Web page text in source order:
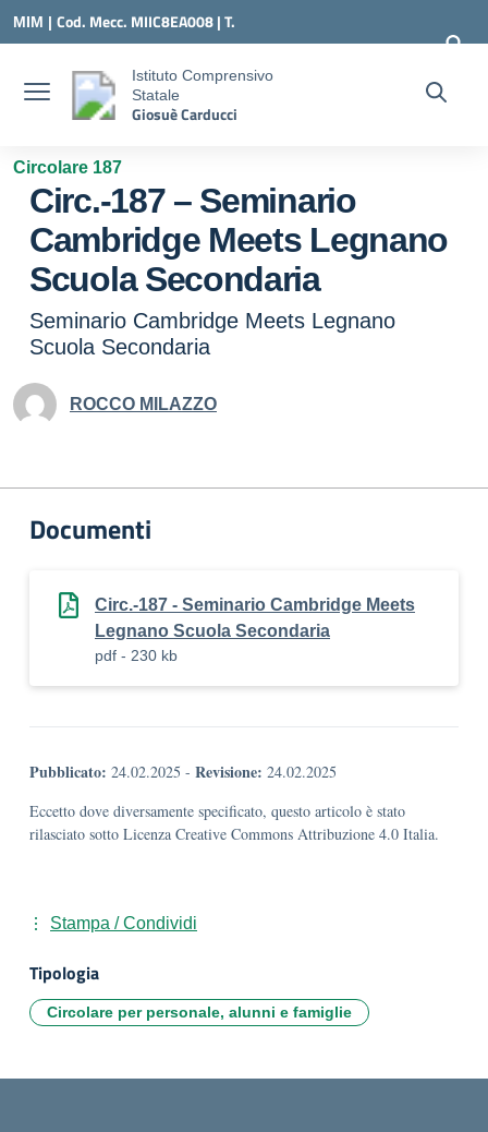
MIM | Cod. Mecc. MIIC8EA008 | T.
MIIC8EA008@ISTRUZIONE.IT
Istituto Comprensivo
Statale
Giosuè Carducci
Circolare 187
Circ.-187 – Seminario
Cambridge Meets Legnano
Scuola Secondaria
Seminario Cambridge Meets Legnano
Scuola Secondaria
ROCCO MILAZZO
Documenti
Circ.-187 - Seminario Cambridge Meets
Legnano Scuola Secondaria
pdf - 230 kb
Pubblicato: 24.02.2025 - Revisione: 24.02.2025
Eccetto dove diversamente specificato, questo articolo è stato
rilasciato sotto Licenza Creative Commons Attribuzione 4.0 Italia.
Stampa / Condividi
Tipologia
Circolare per personale, alunni e famiglie